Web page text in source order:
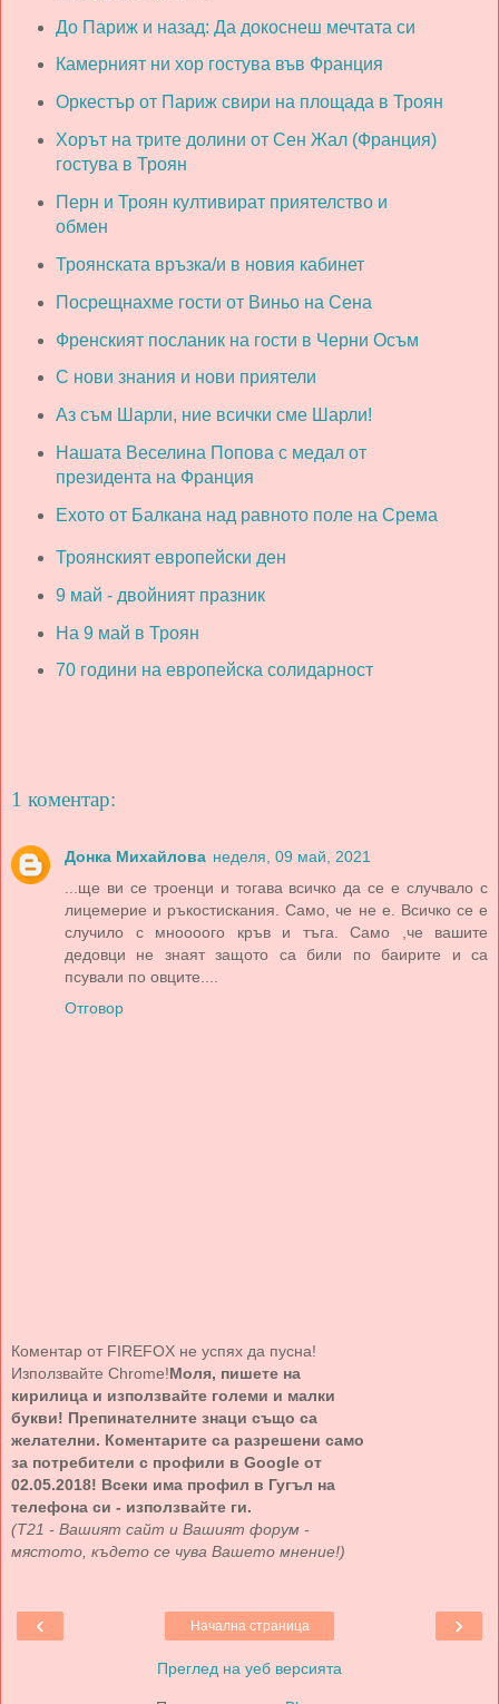
До Париж и назад: Да докоснеш мечтата си
Камерният ни хор гостува във Франция
Оркестър от Париж свири на площада в Троян
Хорът на трите долини от Сен Жал (Франция)
гостува в Троян
Перн и Троян култивират приятелство и
обмен
Троянската връзка/и в новия кабинет
Посрещнахме гости от Виньо на Сена
Френският посланик на гости в Черни Осъм
С нови знания и нови приятели
Аз съм Шарли, ние всички сме Шарли!
Нашата Веселина Попова с медал от
президента на Франция
Ехото от Балкана над равното поле на Срема
Троянският европейски ден
9 май - двойният празник
На 9 май в Троян
70 години на европейска солидарност
1 коментар:
Донка Михайлова неделя, 09 май, 2021
...ще ви се троенци и тогава всичко да се е случвало с
лицемерие и ръкостискания. Само, че не е. Всичко се е
случило с мноооого кръв и тъга. Само ,че вашите
дедовци не знаят защото са били по баирите и са
псували по овците....
Отговор
Коментар от FIREFOX не успях да пусна!
Използвайте Chrome!Моля, пишете на
кирилица и използвайте големи и малки
букви! Препинателните знаци също са
желателни. Коментарите са разрешени само
за потребители с профили в Google от
02.05.2018! Всеки има профил в Гугъл на
телефона си - използвайте ги.
(Т21 - Вашият сайт и Вашият форум -
мястото, където се чува Вашето мнение!)
‹ ›
Начална страница
Преглед на уеб версията